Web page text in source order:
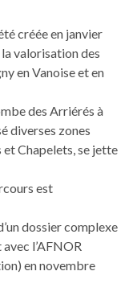
créée en janvier
valorisation des
en Vanoise et en
des Arriérés à
diverses zones
et Chapelets, se jette
est
dossier complexe
l’AFNOR
en novembre